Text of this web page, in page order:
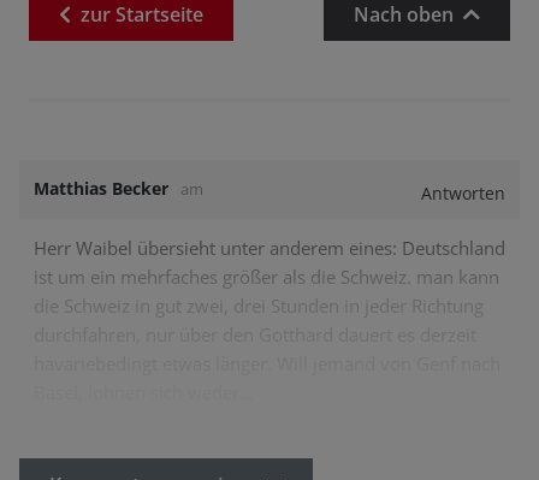
zurStartseite Nach oben
Matthias Becker am Antworten
Herr Waibel übersieht unter anderem eines: Deutschland
ist um ein mehrfaches größer als die Schweiz. man kann
die Schweiz in gut zwei, drei Stunden in jeder Richtung